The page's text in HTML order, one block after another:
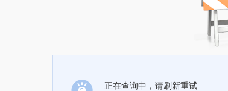
正在查询中，请刷新重试